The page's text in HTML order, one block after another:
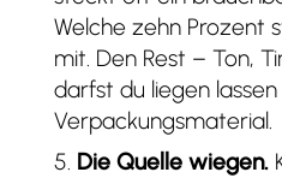
Welche zehn Prozent
mit. Den Rest – Ton,
darfst du liegen
Verpackungsmaterial.
Die Quelle wiegen.